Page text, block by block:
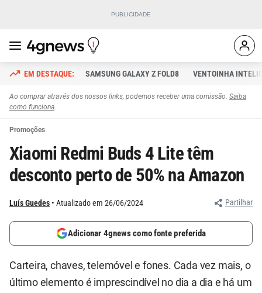
SAMSUNG GALAXY Z FOLD8 VENTOINHA
Ao comprar através dos nossos links, podemos receber uma comissão. Saiba
como funciona.
Promoções
Xiaomi Redmi Buds 4 Lite têm
desconto perto de 50% na Amazon
Luís Guedes Atualizado em 26/06/2024 Partilhar
Adicionar 4gnews como fonte preferida
Carteira, chaves, telemóvel e fones. Cada vez mais, o
último elemento é imprescindível no dia a dia e há um